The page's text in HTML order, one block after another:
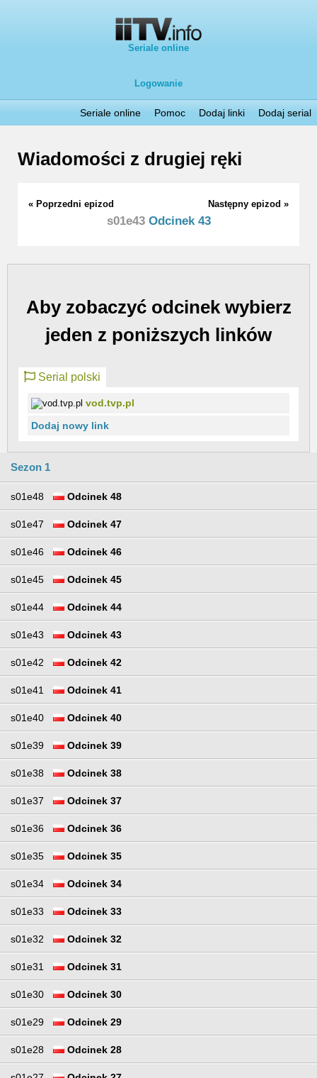
Seriale online
Logowanie
Seriale online Pomoc Dodaj linki Dodaj serial
Wiadomości z drugiej ręki
« Poprzedni epizod Następny epizod »
s01e43Odcinek 43
Aby zobaczyć odcinek wybierz
jeden z poniższych linków
Serial polski
vod.tvp.pl
Dodaj nowy link
Sezon 1
s01e48 Odcinek 48
s01e47 Odcinek 47
s01e46 Odcinek 46
s01e45 Odcinek 45
s01e44 Odcinek 44
s01e43 Odcinek 43
s01e42 Odcinek 42
s01e41 Odcinek 41
s01e40 Odcinek 40
s01e39 Odcinek 39
s01e38 Odcinek 38
s01e37 Odcinek 37
s01e36 Odcinek 36
s01e35 Odcinek 35
s01e34 Odcinek 34
s01e33 Odcinek 33
s01e32 Odcinek 32
s01e31 Odcinek 31
s01e30 Odcinek 30
s01e29 Odcinek 29
s01e28 Odcinek 28